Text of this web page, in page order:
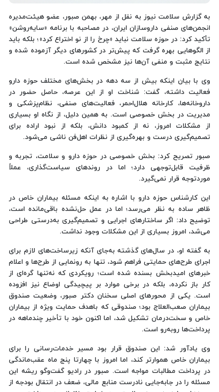
به گزارش سلامت نیوز به نقل از مهر، بهمن صبور، عضو هیئت‌مدیره
انجمن‌های صنفی داروسازان ایران، در مصاحبه با برنامه «سایه‌روشن»
تأکید کرد: در حوزه سلامت نباید «چرخ را از نو اختراع کرد»؛ بلکه باید
از الگوهایی بهره گرفت که پیش‌تر در کشورهای دیگر آزموده شده و
نتایج مثبت و منفی آن‌ها نیز مشخص شده است.
وی با بیان اینکه بیش از سه دهه در بخش‌های مختلف حوزه دارو
فعالیت داشته، گفت: شناخت او از این عرصه، حاصل حضور در
داروخانه‌ها، کارخانه هلال‌احمر، فعالیت‌های صنفی، نظام‌پزشکی و
مدیریت در بخش خصوصی است. به همین دلیل، از نگاه او بسیاری
از مشکلات امروز، نه از کمبود دانش، بلکه از نبود اراده برای
تصمیم‌گیری درست و بهره‌گیری از نظرات اهل‌فن ناشی می‌شود.
صبور تصریح کرد: بخش خصوصی در حوزه دارو و سلامت، تجربه و
ظرفیت قابل‌توجهی دارد؛ اما در روندهای سیاست‌گذاری، عملاً
موردتوجه قرار نمی‌گیرد.
این کارشناس حوزه دارو با اشاره به اینکه مسئله بیماران خاص در
ظاهر ساده به نظر می‌رسد؛ اما در عمل حل‌نشده باقی‌مانده است،
توضیح داد: اگر ساختارهای اجرایی و تصمیم‌گیری به‌درستی طراحی
می‌شد، امروز بسیاری از این مشکلات وجود نداشت.
به گفته او، در سال‌های گذشته به‌جای آنکه زیرساخت‌های لازم برای
اجرای طرح‌های حمایتی فراهم شود، تنها به رونمایی از طرح‌ها و اعلام
خبرهای امیدبخش بسنده شده است؛ رویکردی که نه‌تنها گره‌ای از
کار باز نکرده، بلکه در برخی موارد بر پیچیدگی اوضاع نیز افزوده
است. یکی از محورهای اصلی سخنان دکتر صبور، وضعیت صندوق
بیماران صعب‌العلاج بود؛ صندوقی که باهدف حمایت ویژه از بیماران
خاص و سخت‌درمان تشکیل شد، اما اکنون خود با تأخیر چندماهه در
پرداخت‌ها روبه‌رو است.
وی یادآور شد: این صندوق قرار بود مسیر خدمات‌رسانی را برای
بیماران خاص هموارتر کند، اما امروز با چهارتا پنج ماه عقب‌ماندگی
در پرداخت مطالبات مواجه است. صبور در رادیو گفت‌وگو ریشه این
مسئله را در جابه‌جایی نادرست منابع مالی، ضعف در انتقال بودجه از